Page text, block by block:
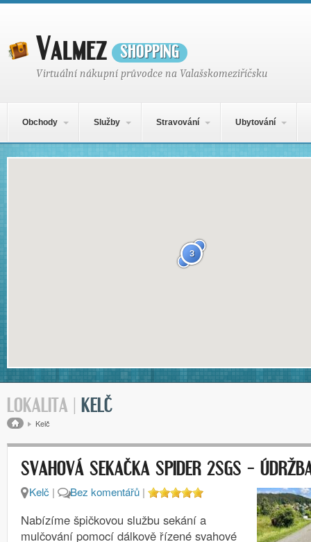
Valmezshopping
Virtuální nákupní průvodce na Valašskomeziříčsku
Obchody Služby Stravování Ubytování
Mapa obsahu
3
LOKALITA | KELČ
Drobečková navigace
Kelč
SVAHOVÁ SEKAČKA SPIDER 2SGS –
Kelč | Bez komentářů |
Nabízíme špičkovou službu sekání a
mulčování pomocí dálkově řízené svahové